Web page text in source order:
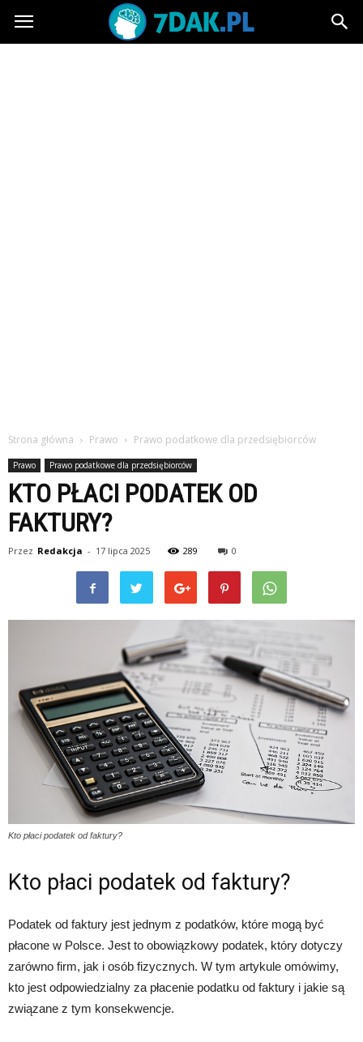
7dak.pl
Strona główna Prawo Prawo podatkowe dla przedsiębiorców
Prawo Prawo podatkowe dla przedsiębiorców
KTO PŁACI PODATEK OD
FAKTURY?
Przez Redakcja - 17 lipca 2025 289 0
Kto płaci podatek od faktury?
Kto płaci podatek od faktury?
Podatek od faktury jest jednym z podatków, które mogą być
płacone w Polsce. Jest to obowiązkowy podatek, który dotyczy
zarówno firm, jak i osób fizycznych. W tym artykule omówimy,
kto jest odpowiedzialny za płacenie podatku od faktury i jakie są
związane z tym konsekwencje.